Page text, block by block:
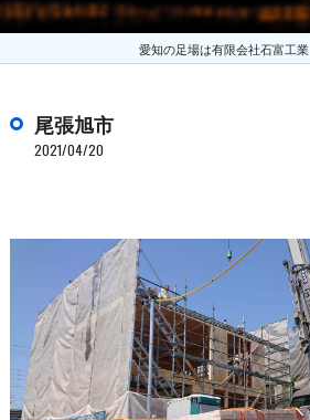
愛知の足場は有限会社石富工業
尾張旭市
2021/04/20